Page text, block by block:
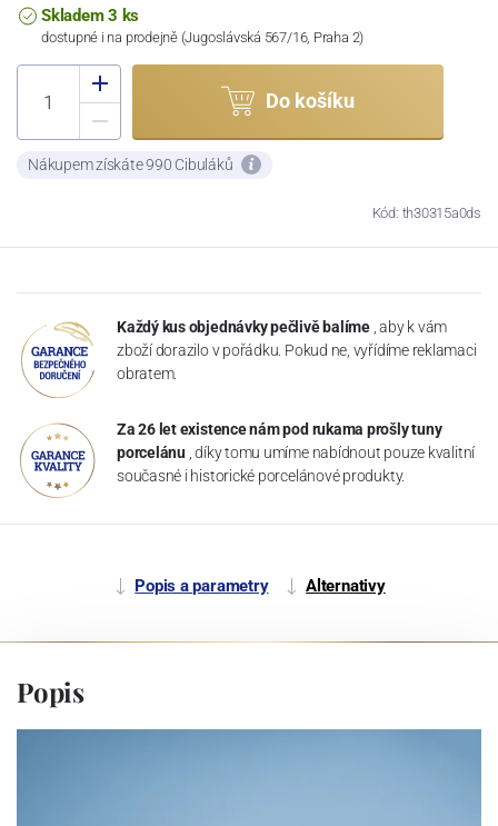
Skladem 3 ks
dostupné i na prodejně (Jugoslávská 567/16, Praha 2)
Do košíku
Nákupem získáte 990 Cibuláků
Kód: th30315a0ds
Každý kus objednávky pečlivě balíme , aby k vám
zboží dorazilo v pořádku. Pokud ne, vyřídíme reklamaci
obratem.
Za 26 let existence nám pod rukama prošly tuny
porcelánu , díky tomu umíme nabídnout pouze kvalitní
současné i historické porcelánové produkty.
Popis a parametry Alternativy
Popis